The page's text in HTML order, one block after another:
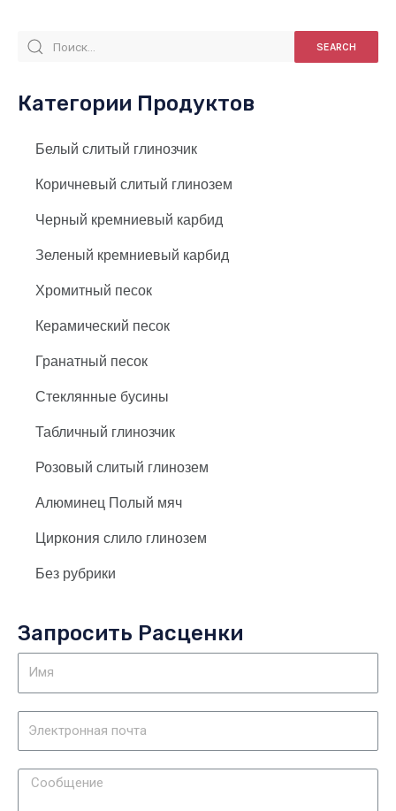
SEARCH
Категории Продуктов
Белый слитый глинозчик
Коричневый слитый глинозем
Черный кремниевый карбид
Зеленый кремниевый карбид
Хромитный песок
Керамический песок
Гранатный песок
Стеклянные бусины
Табличный глинозчик
Розовый слитый глинозем
Алюминец Полый мяч
Циркония слило глинозем
Без рубрики
Запросить Расценки